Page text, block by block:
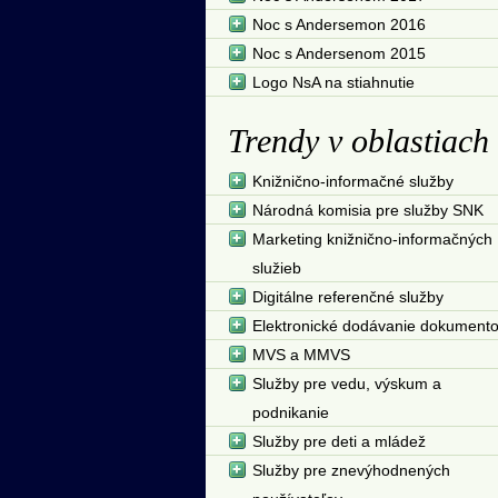
Noc s Andersemon 2016
Noc s Andersenom 2015
Logo NsA na stiahnutie
Trendy v oblastiach
Knižnično-informačné služby
Národná komisia pre služby SNK
Marketing knižnično-informačných
služieb
Digitálne referenčné služby
Elektronické dodávanie
MVS a MMVS
Služby pre vedu, výskum a
podnikanie
Služby pre deti a mládež
Služby pre znevýhodnených